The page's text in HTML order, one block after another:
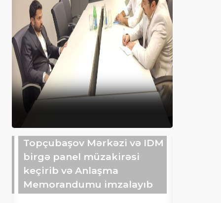
Topçubaşov Mərkəzi və IDM
birgə panel müzakirəsi
keçirib və Anlaşma
Memorandumu imzalayıb